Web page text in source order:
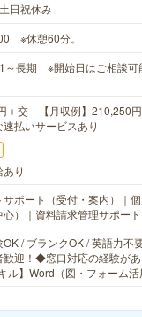
日祝休み
※休憩60分。
～長期 ※開始日はご相談
＋交 【月収例】210,250
払いサービスあり
り
サポート（受付・案内）｜
心）｜資料請求管理サポー
/ ブランクOK / 英語力不
迎！◆窓口対応の経験が
ル】Word（図・フォーム